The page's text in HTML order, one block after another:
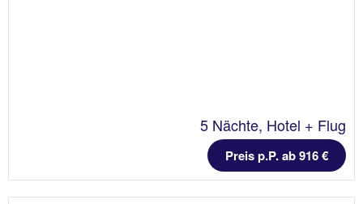
5 Nächte, Hotel + Flug
Preis p.P. ab 916 €